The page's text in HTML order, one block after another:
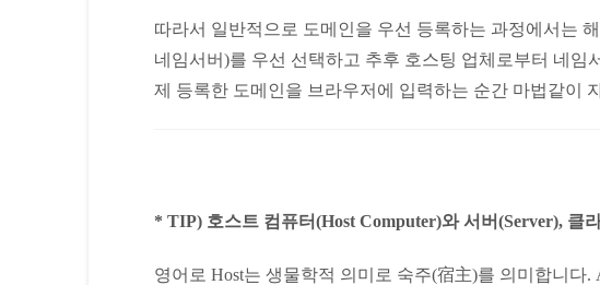
따라서 일반적으로 도메인을 우선 등록하는 과정에서는
네임서버)를 우선 선택하고 추후 호스팅 업체로부터 네임
제 등록한 도메인을 브라우저에 입력하는 순간 마법같이
* TIP) 호스트 컴퓨터(Host Computer)와 서버(Server), 클
영어로 Host는 생물학적 의미로 숙주(宿主)를 의미합니다